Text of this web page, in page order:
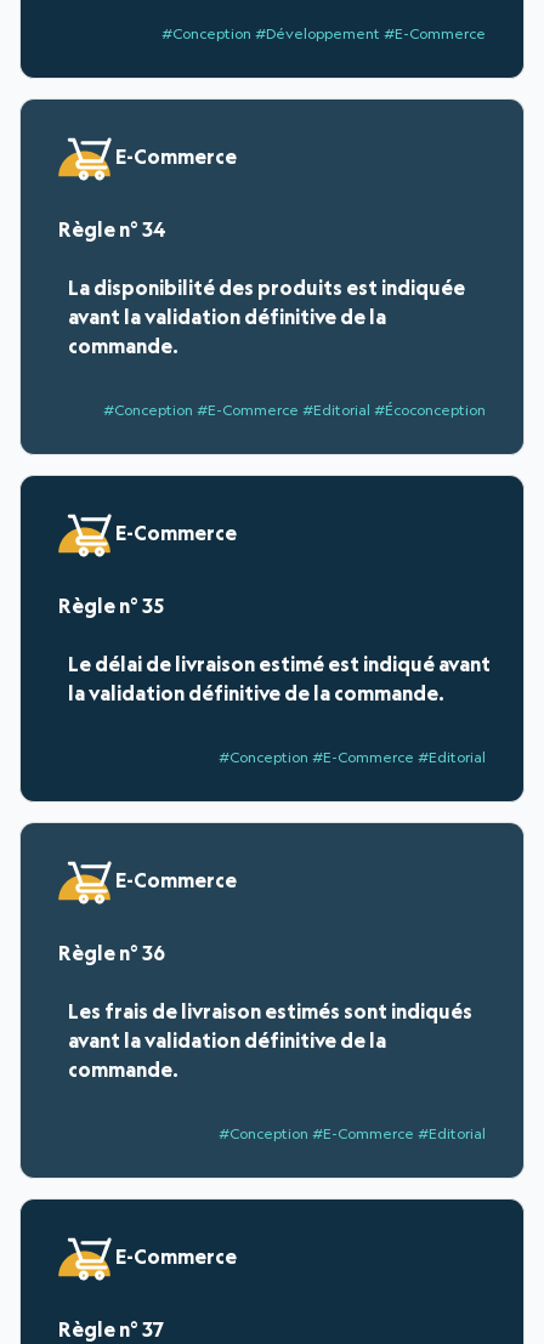
#Conception #Développement #E-Commerce
E-Commerce
34
La disponibilité des produits est indiquée
avant la validation définitive de la
commande.
#Conception #E-Commerce #Editorial #Écoconception
E-Commerce
35
Le délai de livraison estimé est indiqué avant
la validation définitive de la commande.
#Conception #E-Commerce #Editorial
E-Commerce
36
Les frais de livraison estimés sont indiqués
avant la validation définitive de la
commande.
#Conception #E-Commerce #Editorial
E-Commerce
37